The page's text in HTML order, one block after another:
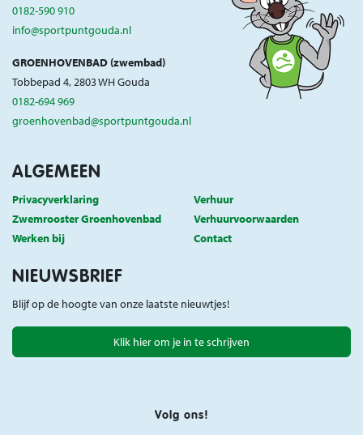
0182-590 910
info@sportpuntgouda.nl
GROENHOVENBAD (zwembad)
Tobbepad 4, 2803 WH Gouda
0182-694 969
groenhovenbad@sportpuntgouda.nl
ALGEMEEN
Privacyverklaring
Verhuur
Zwemrooster Groenhovenbad
Verhuurvoorwaarden
Werken bij
Contact
NIEUWSBRIEF
Blijf op de hoogte van onze laatste nieuwtjes!
Klik hier om je in te schrijven
Volg ons!